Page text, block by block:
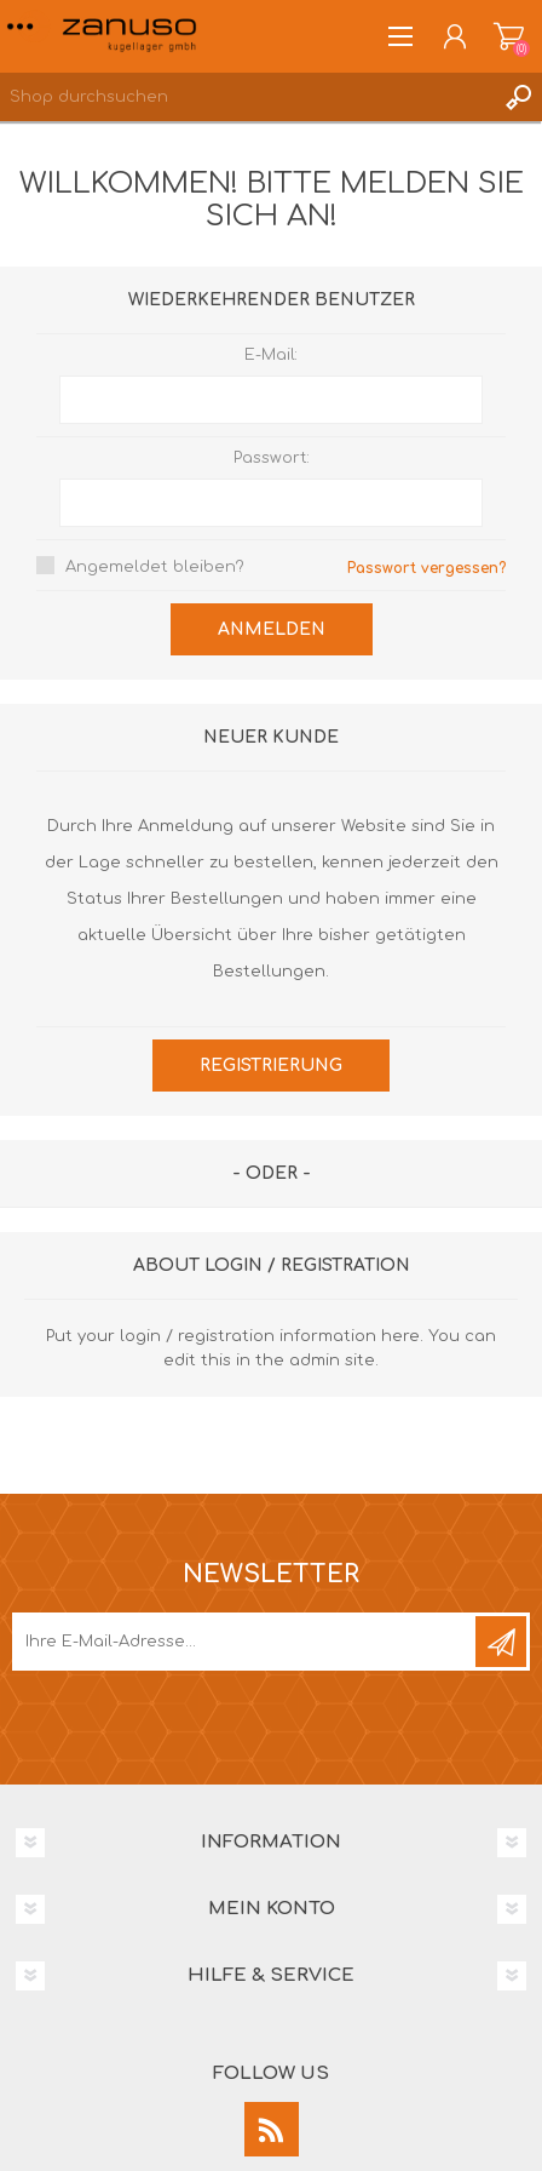
(0)
WILLKOMMEN! BITTE MELDEN SIE
SICH AN!
WIEDERKEHRENDER BENUTZER
E-Mail:
Passwort:
Angemeldet bleiben? Passwort vergessen?
ANMELDEN
NEUER KUNDE
Durch Ihre Anmeldung auf unserer Website sind Sie in
der Lage schneller zu bestellen, kennen jederzeit den
Status Ihrer Bestellungen und haben immer eine
aktuelle Übersicht über Ihre bisher getätigten
Bestellungen.
REGISTRIERUNG
- ODER -
ABOUT LOGIN / REGISTRATION
Put your login / registration information here. You can
edit this in the admin site.
NEWSLETTER
INFORMATION
MEIN KONTO
HILFE & SERVICE
FOLLOW US